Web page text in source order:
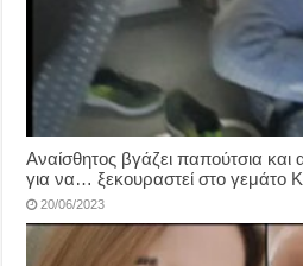
Αναίσθητος βγάζει παπούτσια και
για να… ξεκουραστεί στο γεμάτο
20/06/2023